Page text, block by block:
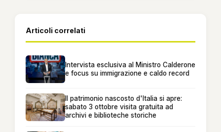
Articoli correlati
Intervista esclusiva al Ministro Calderone
e focus su immigrazione e caldo record
Il patrimonio nascosto d'Italia si apre:
sabato 3 ottobre visita gratuita ad
archivi e biblioteche storiche